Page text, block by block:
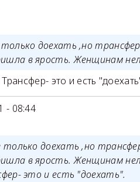
доехать ,но
в ярость. Женщинам
это и есть
- 08:44
доехать ,но
в ярость. Женщинам
это и есть "доехать".